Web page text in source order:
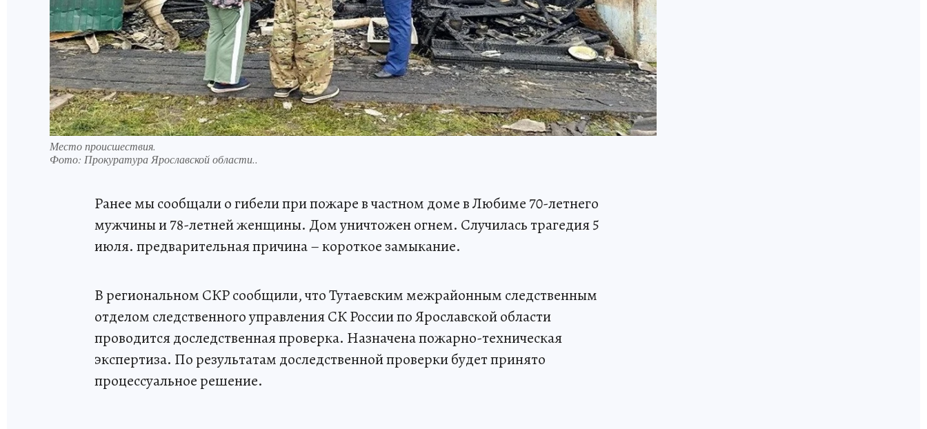
Место происшествия.
Фото: Прокуратура Ярославской области..
Ранее мы сообщали о гибели при пожаре в частном доме в Любиме 70-летнего
мужчины и 78-летней женщины. Дом уничтожен огнем. Случилась трагедия 5
июля. предварительная причина – короткое замыкание.
В региональном СКР сообщили, что Тутаевским межрайонным следственным
отделом следственного управления СК России по Ярославской области
проводится доследственная проверка. Назначена пожарно-техническая
экспертиза. По результатам доследственной проверки будет принято
процессуальное решение.